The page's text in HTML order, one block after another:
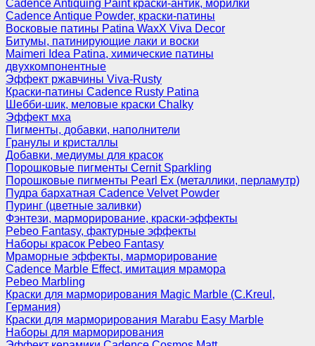
Сadence Antiquing Paint краски-антик, морилки
Cadence Antique Powder, краски-патины
Восковые патины Patina WaxX Viva Decor
Битумы, патинирующие лаки и воски
Maimeri Idea Patina, химические патины
двухкомпонентные
Эффект ржавчины Viva-Rusty
Краски-патины Cadence Rusty Patina
Шебби-шик, меловые краски Chalky
Эффект мха
Пигменты, добавки, наполнители
Гранулы и кристаллы
Добавки, медиумы для красок
Порошковые пигменты Cernit Sparkling
Порошковые пигменты Pearl Ex (металлики, перламутр)
Пудра бархатная Cadence Velvet Powder
Пуринг (цветные заливки)
Фэнтези, марморирование, краски-эффекты
Pebeo Fantasy, фактурные эффекты
Наборы красок Pebeo Fantasy
Мраморные эффекты, марморирование
Cadence Marble Effect, имитация мрамора
Pebeo Marbling
Краски для марморирования Magic Marble (C.Kreul,
Германия)
Краски для марморирования Marabu Easy Marble
Наборы для марморирования